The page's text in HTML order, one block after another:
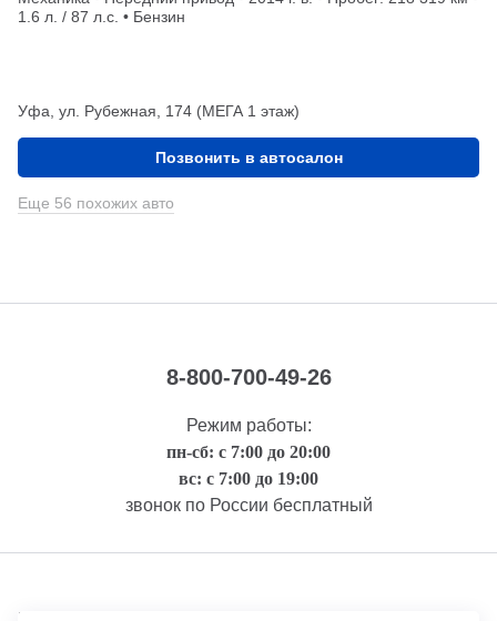
1.6 л. / 87 л.с. • Бензин
Уфа, ул. Рубежная, 174 (МЕГА 1 этаж)
Позвонить в автосалон
Еще 56 похожих авто
8-800-700-49-26
Режим работы:
пн-сб: с 7:00 до 20:00
вс: с 7:00 до 19:00
звонок по России бесплатный